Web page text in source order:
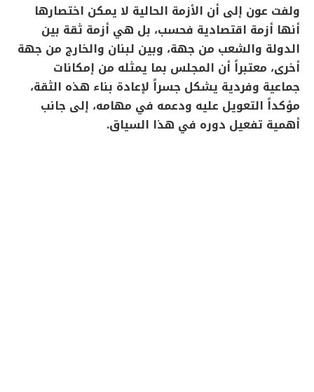
ولفت عون إلى أن الأزمة الحالية لا يمكن اختصارها
أنها أزمة اقتصادية فحسب، بل هي أزمة ثقة بين
الدولة والشعب من جهة، وبين لبنان والخارج من جهة
أخرى، معتبراً أن المجلس بما يمثله من إمكانات
جماعية وفردية يشكل جسراً لإعادة بناء هذه الثقة،
مؤكداً التعويل عليه ودعمه في مهامه، إلى جانب
أهمية تفعيل دوره في هذا السياق.